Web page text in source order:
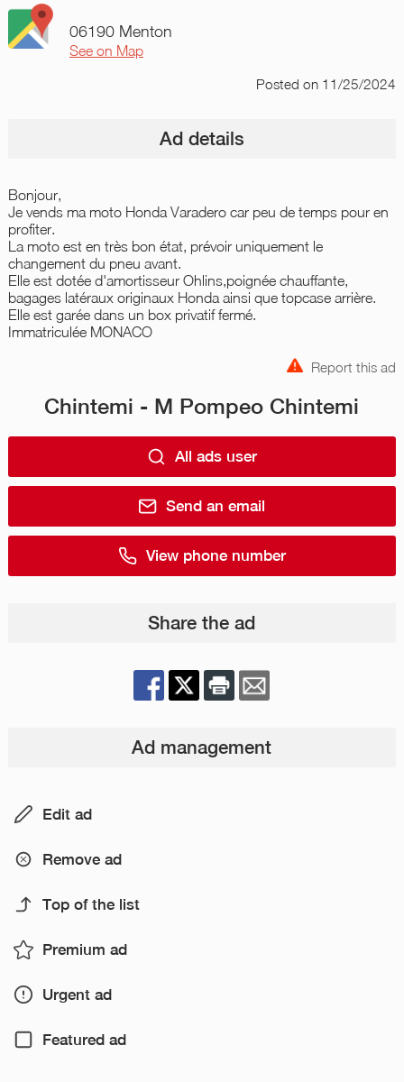
06190 Menton
See on Map
Postedon 11/25/2024
Ad details
Bonjour,
Je vends ma moto Honda Varadero car peu de temps pour en
profiter.
La moto est en très bon état, prévoir uniquement le
changement du pneu avant.
Elle est dotée d'amortisseur Ohlins,poignée chauffante,
bagages latéraux originaux Honda ainsi que topcase arrière.
Elle est garée dans un box privatif fermé.
Immatriculée MONACO
Report this ad
Chintemi - M Pompeo Chintemi
All ads user
Send an email
View phone number
Share the ad
Ad management
Edit ad
Remove ad
Top of the list
Premium ad
Urgent ad
Featured ad